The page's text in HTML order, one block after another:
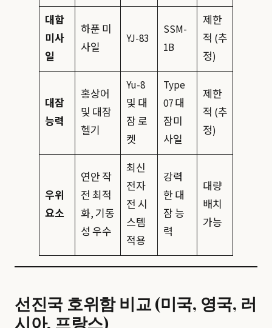
대함
미사
일
하푼 미
사일
YJ-83
SSM-
1B
제한
적 (추
정)
대잠
능력
홍상어
및 대잠
헬기
Yu-8
및 대
잠 로
켓
Type
07 대
잠미
사일
제한
적 (추
정)
우위
요소
연안 작
전 최적
화, 기동
성 우수
최신
전자
전 시
스템
적용
강력
한 대
잠 능
력
대량
배치
가능
선진국 호위함 비교 (미국, 영국, 러
시아, 프랑스)